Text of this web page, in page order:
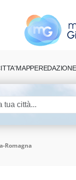
MAPPEREDAZIONE
Romagna